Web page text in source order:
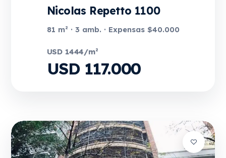
Nicolas Repetto 1100
81 m² · 3 amb. · Expensas $40.000
USD 1444/m²
USD 117.000